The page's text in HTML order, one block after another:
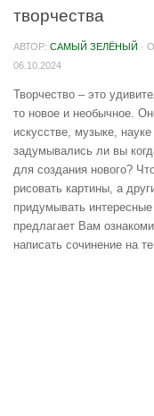
творчества
АВТОР: САМЫЙ ЗЕЛЁНЫЙ ·
06.10.2024
Творчество – это
то новое и необычное.
искусстве, музыке,
задумывались ли вы
для создания нового?
рисовать картины, а
придумывать
предлагает Вам
написать сочинение на